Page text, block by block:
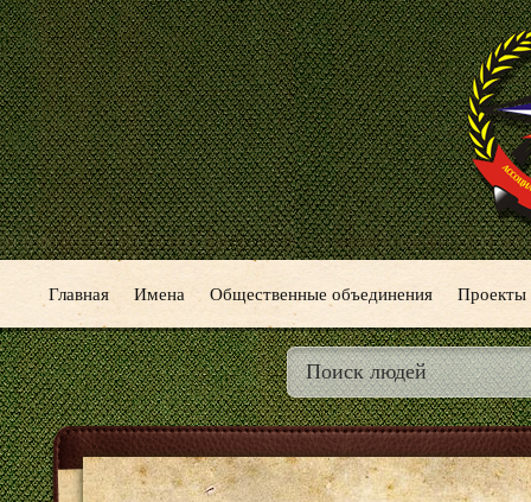
Главная Имена Общественные объединения Проекты